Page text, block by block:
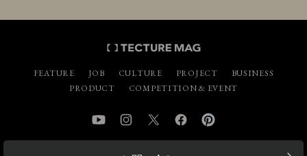
FEATURE JOB CULTURE PROJECT
BUSINESS
PRODUCT
COMPETITION & EVENT
YouTube InstagramTwitter Facebook